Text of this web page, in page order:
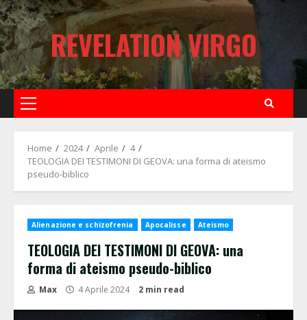
Skip
to
content
REVELATION VIRGO
Primary
Home 2024 Aprile
4
TEOLOGIA DEI TESTIMONI DI GEOVA: una forma di ateismo
pseudo-biblico
Alienazione e schizofrenia Apocalisse Ateismo
TEOLOGIA DEI TESTIMONI DI GEOVA: una
forma di ateismo pseudo-biblico
Max 4 Aprile 2024 2 min read